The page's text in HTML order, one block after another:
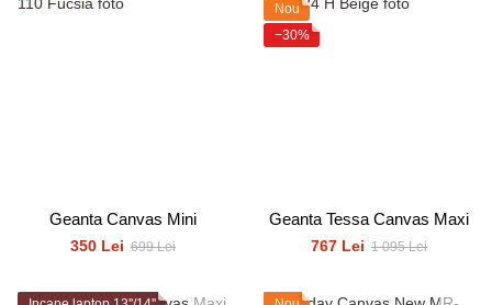
Geanta Canvas Mini
350 Lei 699 Lei
Nou
−30%
Geanta Tessa Canvas Maxi
767 Lei 1 095 Lei